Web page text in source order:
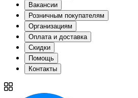
Вакансии
Розничным покупателям
Организациям
Оплата и доставка
Скидки
Помощь
Контакты